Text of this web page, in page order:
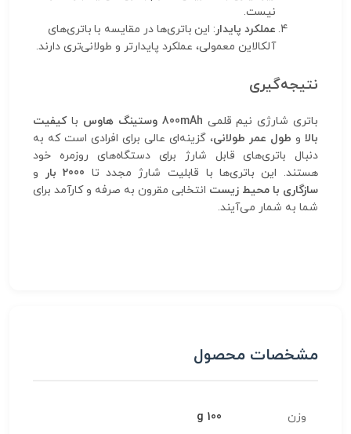
نیست.
عملکرد پایدار: این باتری‌ها در مقایسه با باتری‌های
آلکالاین معمولی، عملکرد پایدارتر و طولانی‌تری دارند.
نتیجه‌گیری
باتری شارژی نیم قلمی 800mAh وستینگ هاوس باکیفیت
بالا و طول عمر طولانی، گزینه‌ای عالی برای افرادی است که به
دنبال باتری‌های قابل شارژ برای دستگاه‌های روزمره خود
هستند. این باتری‌ها با قابلیت شارژ مجدد تا 2000 بار
و
سازگاری با محیط زیست انتخابی مقرون به صرفه و کارآمد برای
شما به شمار می‌آیند.
مشخصات محصول
وزن 100 g